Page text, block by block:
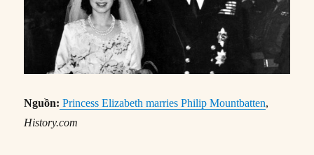
Nguồn: Princess Elizabeth marries Philip Mountbatten,
History.com